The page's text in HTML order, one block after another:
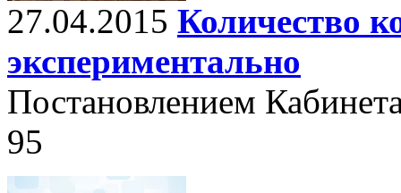
27.04.2015 Количество
экспериментально
Постановлением
95